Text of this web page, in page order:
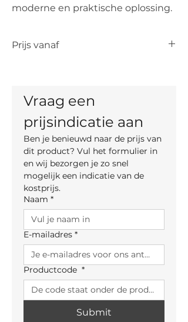
moderne en praktische oplossing.
Prijs vanaf
materiaal en, indien mogelijk, maten.
Vraag een
prijsindicatie aan
Ben je benieuwd naar de prijs van
dit product? Vul het formulier in
en wij bezorgen je zo snel
mogelijk een indicatie van de
kostprijs.
Naam *
E-mailadres *
Productcode *
Submit